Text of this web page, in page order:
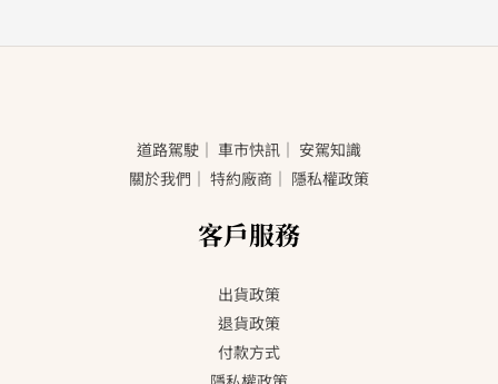
道路駕駛 ｜ 車市快訊 ｜ 安駕知識
關於我們 ｜ 特約廠商 ｜ 隱私權政策
客戶服務
出貨政策
退貨政策
付款方式